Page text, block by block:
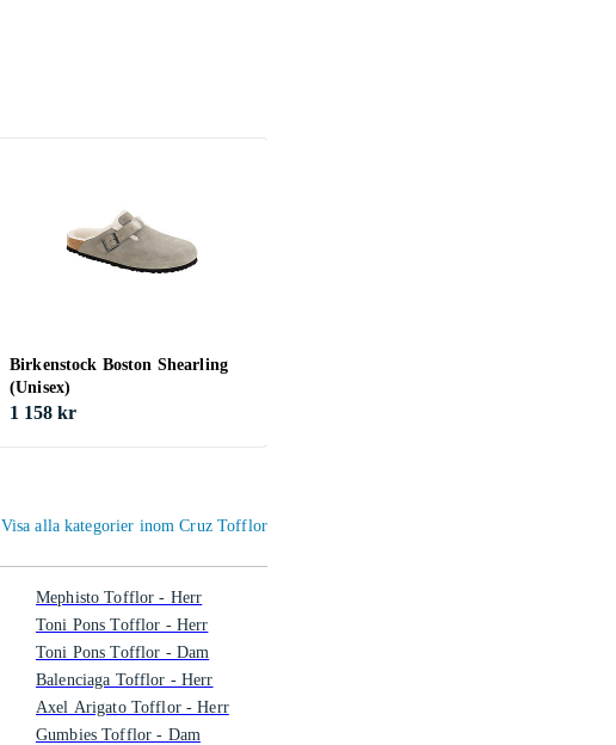
Birkenstock Boston Shearling
(Unisex)
1 158 kr
Visa alla kategorier inom Cruz Tofflor
Mephisto Tofflor - Herr
Toni Pons Tofflor - Herr
Toni Pons Tofflor - Dam
Balenciaga Tofflor - Herr
Axel Arigato Tofflor - Herr
Gumbies Tofflor - Dam